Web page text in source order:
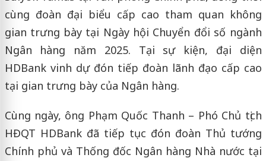
cùng đoàn đại biểu cấp cao tham quan không
gian trưng bày tại Ngày hội Chuyển đổi số ngành
Ngân hàng năm 2025. Tại sự kiện, đại diện
HDBank vinh dự đón tiếp đoàn lãnh đạo cấp cao
tại gian trưng bày của Ngân hàng.
Cùng ngày, ông Phạm Quốc Thanh – Phó Chủ tịch
HĐQT HDBank đã tiếp tục đón đoàn Thủ tướng
Chính phủ và Thống đốc Ngân hàng Nhà nước tại